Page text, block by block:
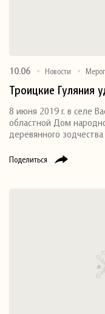
Поделиться
10.06 Новости
Троицкие Гуляния
8 июня 2019 г. в селе
областной Дом
деревянного